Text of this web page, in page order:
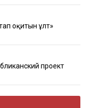
оқитын ұлт»
проект
средств